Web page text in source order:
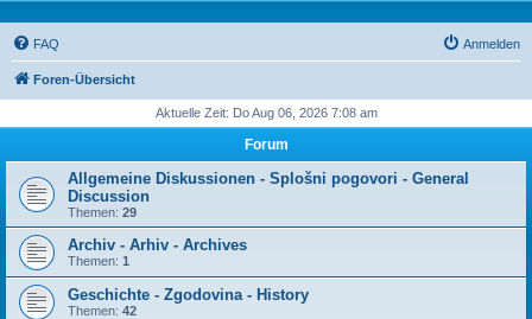
FAQ Anmelden
Foren-Übersicht
Aktuelle Zeit: Do Aug 06, 2026 7:08 am
Forum
Allgemeine Diskussionen - Splošni pogovori - General
Discussion
Themen: 29
Archiv - Arhiv - Archives
Themen: 1
Geschichte - Zgodovina - History
Themen: 42